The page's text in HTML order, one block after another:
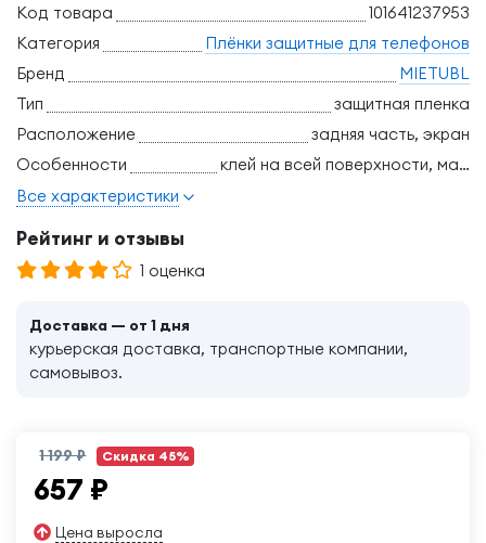
Код товара
101641237953
Категория
Плёнки защитные для телефонов
Бренд
MIETUBL
Тип
защитная пленка
Расположение
задняя часть, экран
Особенности
клей на всей поверхности, матовая поверхность, полное покрытие экрана
Все характеристики
Рейтинг и отзывы
1 оценка
Доставка — от 1 дня
курьерская доставка, транспортные компании,
самовывоз.
1 199 ₽ Скидка 45%
657 ₽
Цена выросла